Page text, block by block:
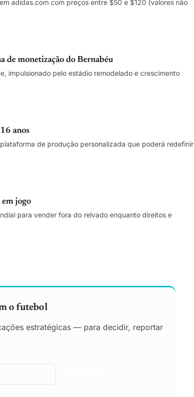
adidas.com com preços entre $50 e $120 (valores não
de monetização do Bernabéu
impulsionado pelo estádio remodelado e crescimento
anos
de produção personalizada que poderá redefinir
jogo
para vender fora do relvado enquanto direitos e
o futebol
estratégicas — para decidir, reportar